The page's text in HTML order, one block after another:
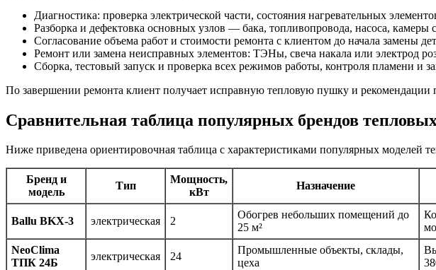
Диагностика: проверка электрической части, состояния нагревательных
Разборка и дефектовка основных узлов — бака, топливопровода, насоса, камеры
Согласование объема работ и стоимости ремонта с клиентом до начала замены
Ремонт или замена неисправных элементов: ТЭНы, свеча накала или электрод
Сборка, тестовый запуск и проверка всех режимов работы, контроля пламени и
По завершении ремонта клиент получает исправную тепловую пушку и
Сравнительная таблица популярных брендов
Ниже приведена ориентировочная таблица с характеристиками популярных моделей
Бренд и
модель
Тип
Мощность,
кВт
Назначение
Ballu BKX-3 электрическая 2
Обогрев небольших помещений до
25 м²
NeoClima
ТПК 24Б
электрическая 24
Промышленные объекты, склады,
цеха